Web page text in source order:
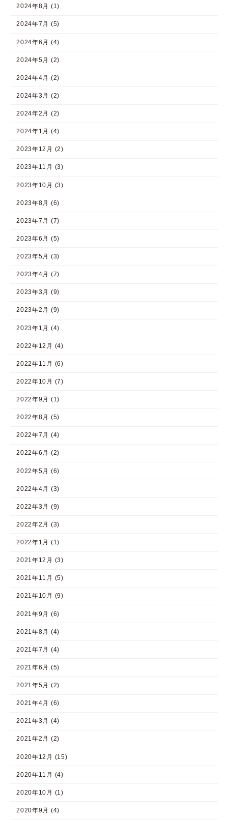
2024年8月 (1)
2024年7月 (5)
2024年6月 (4)
2024年5月 (2)
2024年4月 (2)
2024年3月 (2)
2024年2月 (2)
2024年1月 (4)
2023年12月 (2)
2023年11月 (3)
2023年10月 (3)
2023年8月 (6)
2023年7月 (7)
2023年6月 (5)
2023年5月 (3)
2023年4月 (7)
2023年3月 (9)
2023年2月 (9)
2023年1月 (4)
2022年12月 (4)
2022年11月 (6)
2022年10月 (7)
2022年9月 (1)
2022年8月 (5)
2022年7月 (4)
2022年6月 (2)
2022年5月 (6)
2022年4月 (3)
2022年3月 (9)
2022年2月 (3)
2022年1月 (1)
2021年12月 (3)
2021年11月 (5)
2021年10月 (9)
2021年9月 (6)
2021年8月 (4)
2021年7月 (4)
2021年6月 (5)
2021年5月 (2)
2021年4月 (6)
2021年3月 (4)
2021年2月 (2)
2020年12月 (15)
2020年11月 (4)
2020年10月 (1)
2020年9月 (4)